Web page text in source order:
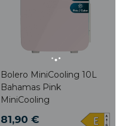
Bolero MiniCooling 10L
Bahamas Pink
MiniCooling
81,90 €